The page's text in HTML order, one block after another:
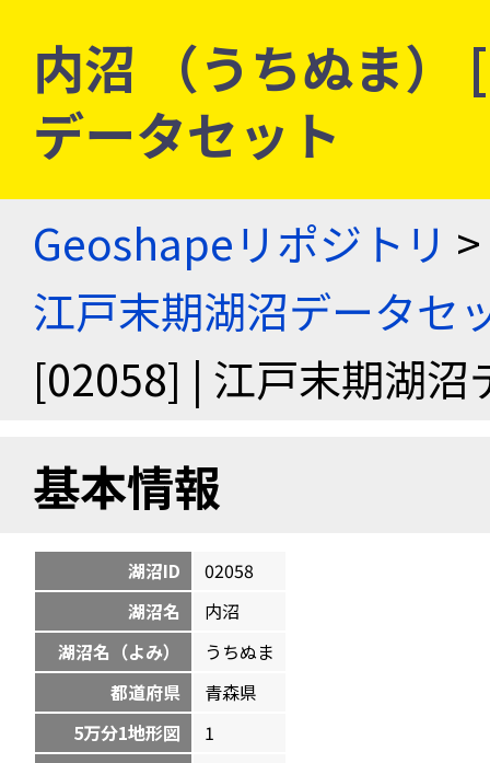
内沼 （うちぬま
データセット
Geoshapeリポジトリ >
江戸末期湖沼データセ
[02058] | 江戸末期湖沼
基本情報
湖沼ID
02058
湖沼名
内沼
湖沼名（よみ）
うちぬま
都道府県
青森県
5万分1地形図
1